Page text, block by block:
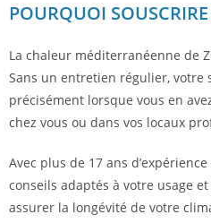
POURQUOI
La chaleur méditerranéenne de
Sans un entretien régulier, votre
précisément lorsque vous en
chez vous ou dans vos locaux
Avec plus de 17 ans
conseils adaptés à votre usage
assurer la longévité de votre